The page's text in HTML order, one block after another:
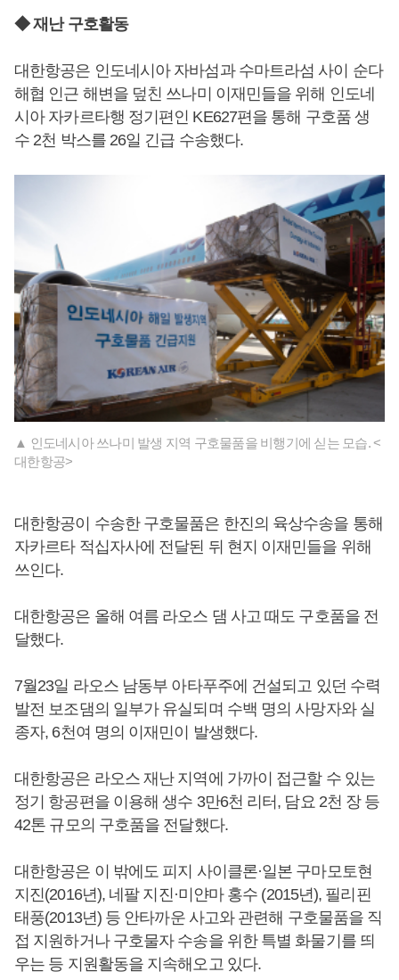
◆ 재난 구호활동
대한항공은 인도네시아 자바섬과 수마트라섬 사이 순다
해협 인근 해변을 덮친 쓰나미 이재민들을 위해 인도네
시아 자카르타행 정기편인 KE627편을 통해 구호품 생
수 2천 박스를 26일 긴급 수송했다.
▲ 인도네시아 쓰나미 발생 지역 구호물품을 비행기에 싣는 모습. <
대한항공>
대한항공이 수송한 구호물품은 한진의 육상수송을 통해
자카르타 적십자사에 전달된 뒤 현지 이재민들을 위해
쓰인다.
대한항공은 올해 여름 라오스 댐 사고 때도 구호품을 전
달했다.
7월23일 라오스 남동부 아타푸주에 건설되고 있던 수력
발전 보조댐의 일부가 유실되며 수백 명의 사망자와 실
종자, 6천여 명의 이재민이 발생했다.
대한항공은 라오스 재난 지역에 가까이 접근할 수 있는
정기 항공편을 이용해 생수 3만6천 리터, 담요 2천 장 등
42톤 규모의 구호품을 전달했다.
대한항공은 이 밖에도 피지 사이클론·일본 구마모토현
지진(2016년), 네팔 지진·미얀마 홍수 (2015년), 필리핀
태풍(2013년) 등 안타까운 사고와 관련해 구호물품을 직
접 지원하거나 구호물자 수송을 위한 특별 화물기를 띄
우는 등 지원활동을 지속해오고 있다.